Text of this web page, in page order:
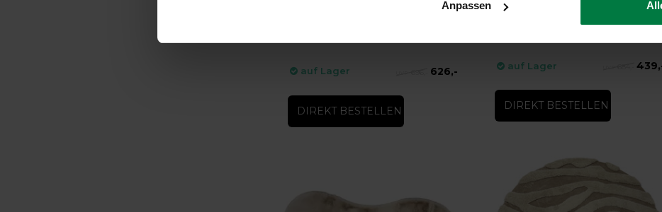
Anpassen
auf Lager 626,-
DIREKT BESTELLEN
auf Lager
DIREKT BESTELLEN